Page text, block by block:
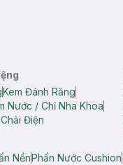
Kem Đánh Răng
Nước / Chỉ Nha Khoa
Điện
NềnPhấn Nước Cushion